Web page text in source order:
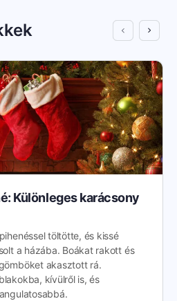
Különleges karácsony
töltötte, és kissé
a házába. Boákat rakott és
akasztott rá.
kívülről is, és